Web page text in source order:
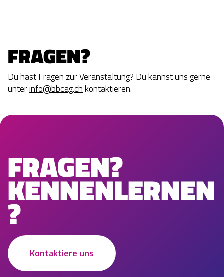
FRAGEN?
Du hast Fragen zur Veranstaltung? Du kannst uns gerne
unterinfo@bbcag.chkontaktieren.
FRAGEN?
KENNENLERNEN
?
Kontaktiere uns